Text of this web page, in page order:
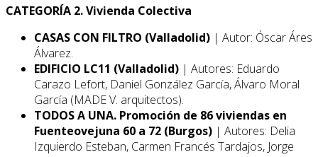
CATEGORÍA 2. Vivienda Colectiva
CASAS CON FILTRO (Valladolid) | Autor: Óscar Áres
Álvarez.
EDIFICIO LC11 (Valladolid) | Autores: Eduardo
Carazo Lefort, Daniel González García, Álvaro Moral
García (MADE V. arquitectos).
TODOS A UNA. Promoción de 86 viviendas en
Fuenteovejuna 60 a 72 (Burgos) | Autores: Delia
Izquierdo Esteban, Carmen Francés Tardajos, Jorge